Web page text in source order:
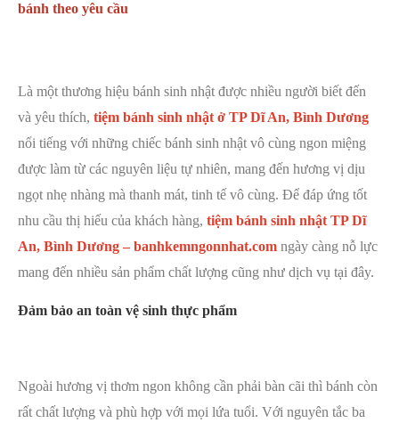
bánh theo yêu cầu
Là một thương hiệu bánh sinh nhật được nhiều người biết đến
và yêu thích, tiệm bánh sinh nhật ở TP Dĩ An, Bình Dương
nổi tiếng với những chiếc bánh sinh nhật vô cùng ngon miệng
được làm từ các nguyên liệu tự nhiên, mang đến hương vị dịu
ngọt nhẹ nhàng mà thanh mát, tinh tế vô cùng. Để đáp ứng tốt
nhu cầu thị hiếu của khách hàng, tiệm bánh sinh nhật TP Dĩ
An, Bình Dương – banhkemngonnhat.com ngày càng nỗ lực
mang đến nhiều sản phẩm chất lượng cũng như dịch vụ tại đây.
Đảm bảo an toàn vệ sinh thực phẩm
Ngoài hương vị thơm ngon không cần phải bàn cãi thì bánh còn
rất chất lượng và phù hợp với mọi lứa tuổi. Với nguyên tắc ba